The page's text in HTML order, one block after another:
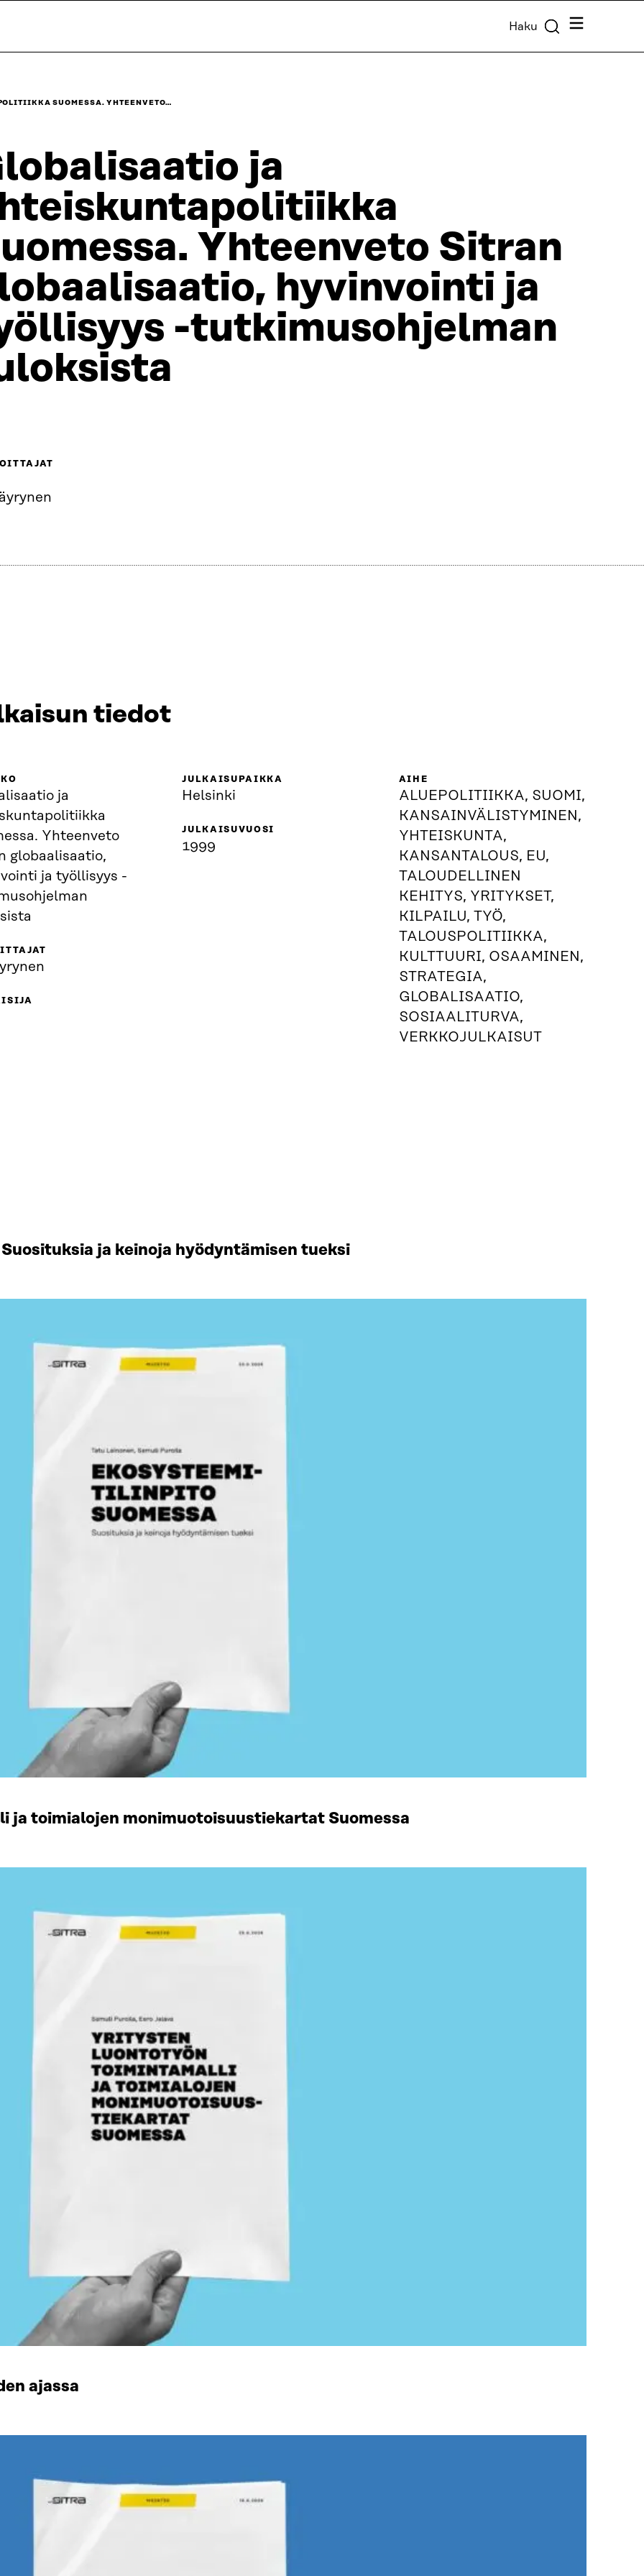
Haku Valikko
SUOMESSA. YHTEENVETO…
ja
Yhteenveto Sitran
hyvinvointi ja
-tutkimusohjelman
tiedot
ja
Yhteenveto
ja työllisyys -
JULKAISUPAIKKA
Helsinki
JULKAISUVUOSI
1999
AIHE
ALUEPOLITIIKKA, SUOMI,
KANSAINVÄLISTYMINEN,
YHTEISKUNTA,
KANSANTALOUS, EU,
TALOUDELLINEN
KEHITYS, YRITYKSET,
KILPAILU, TYÖ,
TALOUSPOLITIIKKA,
KULTTUURI, OSAAMINEN,
STRATEGIA,
GLOBALISAATIO,
SOSIAALITURVA,
VERKKOJULKAISUT
ja keinoja hyödyntämisen tueksi
toimialojen monimuotoisuustiekartat Suomessa
ajassa